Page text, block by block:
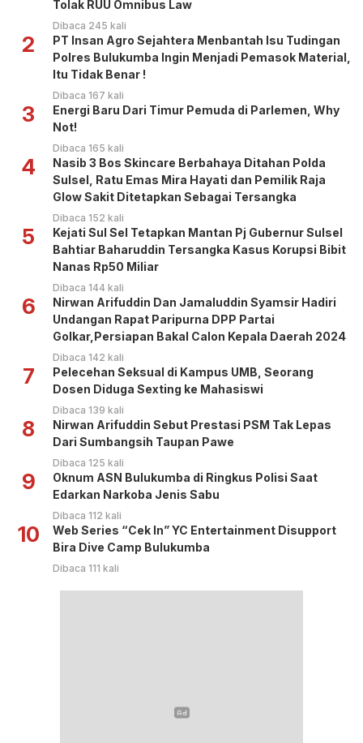
Tolak RUU Omnibus Law
Dibaca 245 kali
2
PT Insan Agro Sejahtera Menbantah Isu Tudingan
Polres Bulukumba Ingin Menjadi Pemasok Material,
Itu Tidak Benar !
Dibaca 167 kali
3
Energi Baru Dari Timur Pemuda di Parlemen, Why
Not!
Dibaca 165 kali
4
Nasib 3 Bos Skincare Berbahaya Ditahan Polda
Sulsel, Ratu Emas Mira Hayati dan Pemilik Raja
Glow Sakit Ditetapkan Sebagai Tersangka
Dibaca 152 kali
5
Kejati Sul Sel Tetapkan Mantan Pj Gubernur Sulsel
Bahtiar Baharuddin Tersangka Kasus Korupsi Bibit
Nanas Rp50 Miliar
Dibaca 144 kali
6
Nirwan Arifuddin Dan Jamaluddin Syamsir Hadiri
Undangan Rapat Paripurna DPP Partai
Golkar,Persiapan Bakal Calon Kepala Daerah 2024
Dibaca 142 kali
7
Pelecehan Seksual di Kampus UMB, Seorang
Dosen Diduga Sexting ke Mahasiswi
Dibaca 139 kali
8
Nirwan Arifuddin Sebut Prestasi PSM Tak Lepas
Dari Sumbangsih Taupan Pawe
Dibaca 125 kali
9
Oknum ASN Bulukumba di Ringkus Polisi Saat
Edarkan Narkoba Jenis Sabu
Dibaca 112 kali
10
Web Series “Cek In” YC Entertainment Disupport
Bira Dive Camp Bulukumba
Dibaca 111 kali